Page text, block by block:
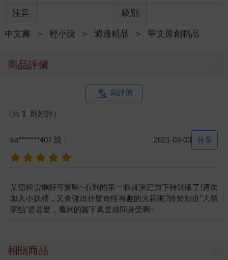
注音 級別
中文書 ＞ 輕小說 ＞ 週邊精品 ＞ 華文原創精品
商品評價
寫評價
（共 1 則好評）
sa*******407 說： 2021-03-03 分享
艾德和雪糰好可愛喔~看到的第一眼就決定買下特裝版了!這次
加入小妖精，又會碰出什麼奇怪有趣的火花呢?終於知道"人類
相關商品